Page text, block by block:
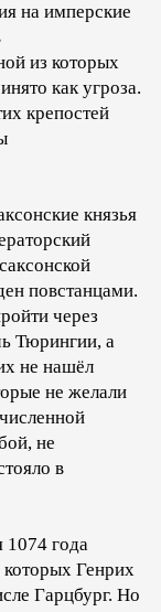
на имперские
из которых
как угроза.
крепостей
князья
повстанцами.
через
Тюрингии, а
не нашёл
не желали
не
в
1074 года
Генрих
Гарцбург. Но